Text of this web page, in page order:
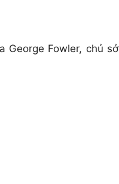
George Fowler, chủ sở